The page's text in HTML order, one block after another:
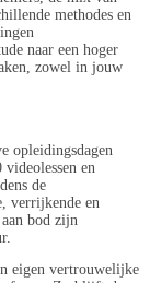
methodes en
naar een hoger
zowel in jouw
opleidingsdagen
en
de
verrijkende en
bod zijn
eigen vertrouwelijke